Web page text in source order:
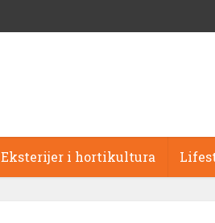
Eksterijer i hortikultura